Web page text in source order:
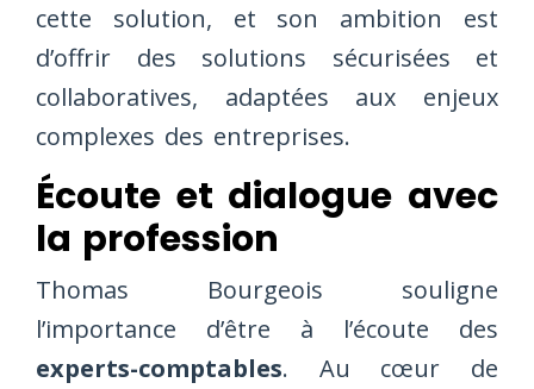
cette solution, et son ambition est
d’offrir des solutions sécurisées et
collaboratives, adaptées aux enjeux
complexes des entreprises.
Écoute et dialogue avec
la profession
Thomas Bourgeois souligne
l’importance d’être à l’écoute des
experts-comptables. Au cœur de